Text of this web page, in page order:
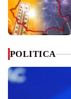
POLITICA